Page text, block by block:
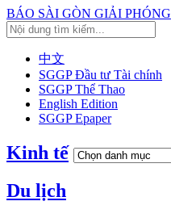
BÁO SÀI GÒN GIẢI PHÓNG
中文
SGGP Đầu tư Tài chính
SGGP Thể Thao
English Edition
SGGP Epaper
Kinh tế
Du lịch